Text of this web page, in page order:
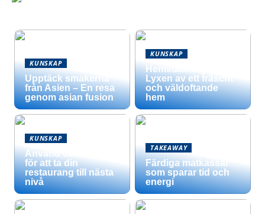
KUNSKAP
Upptäck smakerna
från Asien – En resa
genom asian fusion
KUNSKAP
Hemstädning –
Lyxen av ett fräscht
och väldoftande
hem
KUNSKAP
Använd dessa tips
för att ta din
restaurang till nästa
nivå
TAKEAWAY
Färdiga matkassar
som sparar tid och
energi